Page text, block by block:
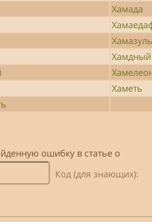
Хамада
Хамдный
Хаметь
ошибку в статье о
Код (для знающих):